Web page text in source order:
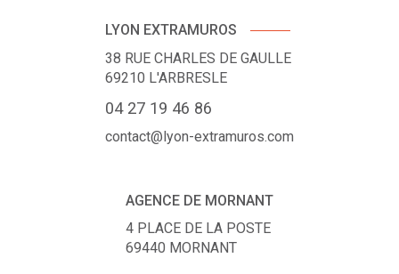
LYON EXTRAMUROS
38 RUE CHARLES DE GAULLE
69210 L'ARBRESLE
04 27 19 46 86
contact@lyon-extramuros.com
AGENCE DE MORNANT
4 PLACE DE LA POSTE
69440 MORNANT